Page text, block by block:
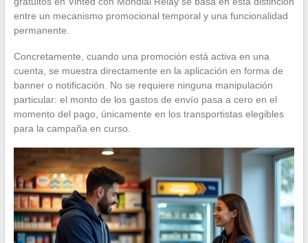
entre un mecanismo promocional temporal y una funcionalidad
permanente.
Concretamente, cuando una promoción está activa en una
cuenta, se muestra directamente en la aplicación en forma de
banner o notificación. No se requiere ninguna manipulación
particular: el monto de los gastos de envío pasa a cero en el
momento del pago, únicamente en los transportistas elegibles
para la campaña en curso.